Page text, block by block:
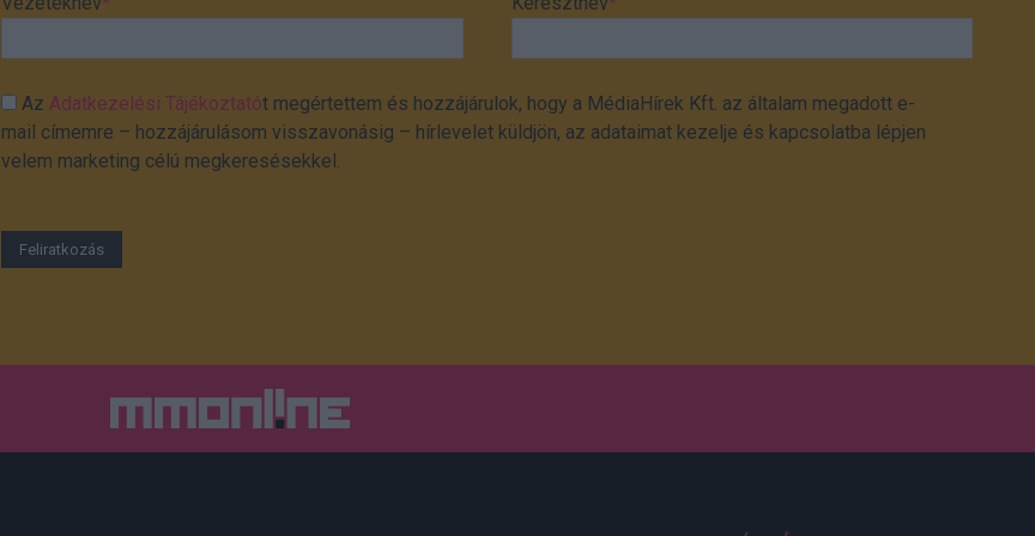
AzAdatkezelési Tájékoztatót megértettem és hozzájárulok, hogy a MédiaHírek Kft. az általam megadott e-
mail címemre – hozzájárulásom visszavonásig – hírlevelet küldjön, az adataimat kezelje és kapcsolatba lépjen
velem marketing célú megkeresésekkel.